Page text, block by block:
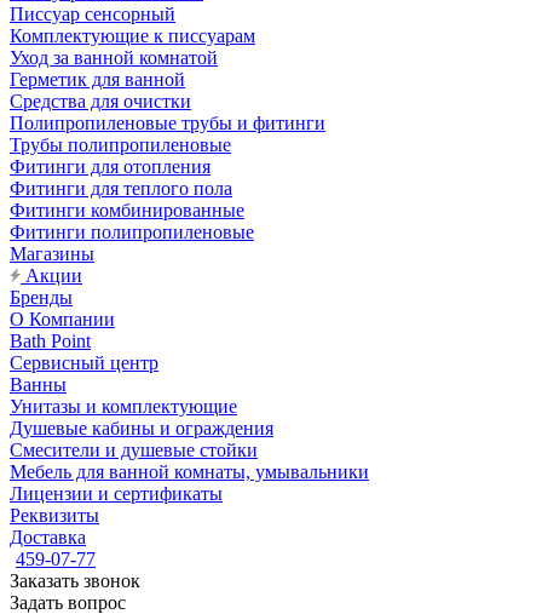
Писсуар сенсорный
Комплектующие к писсуарам
Уход за ванной комнатой
Герметик для ванной
Средства для очистки
Полипропиленовые трубы и фитинги
Трубы полипропиленовые
Фитинги для отопления
Фитинги для теплого пола
Фитинги комбинированные
Фитинги полипропиленовые
Магазины
Акции
Бренды
О Компании
Bath Point
Сервисный центр
Ванны
Унитазы и комплектующие
Душевые кабины и ограждения
Смесители и душевые стойки
Мебель для ванной комнаты, умывальники
Лицензии и сертификаты
Реквизиты
Доставка
459-07-77
Заказать звонок
Задать вопрос